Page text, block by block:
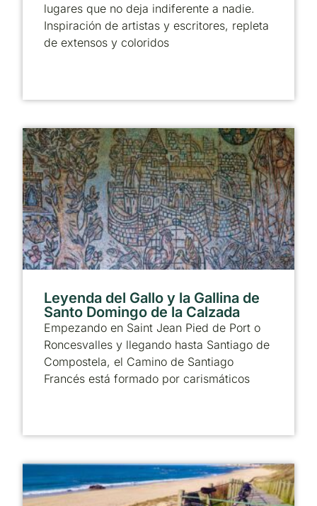
lugares que no deja indiferente a nadie.
Inspiración de artistas y escritores, repleta
de extensos y coloridos
Leyenda del Gallo y la Gallina de
Santo Domingo de la Calzada
Empezando en Saint Jean Pied de Port o
Roncesvalles y llegando hasta Santiago de
Compostela, el Camino de Santiago
Francés está formado por carismáticos